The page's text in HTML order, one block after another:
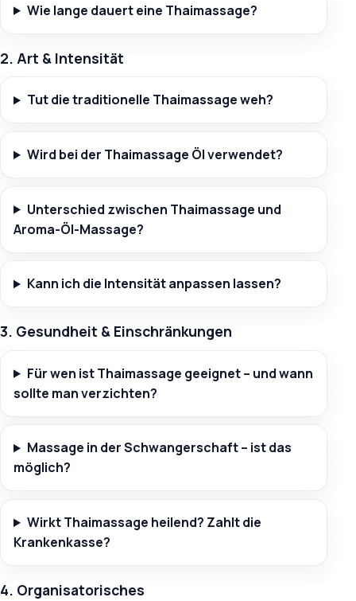
Wie lange dauert eine Thaimassage?
2. Art & Intensität
Tut die traditionelle Thaimassage weh?
Wird bei der Thaimassage Öl verwendet?
Unterschied zwischen Thaimassage und
Aroma-Öl-Massage?
Kann ich die Intensität anpassen lassen?
3. Gesundheit & Einschränkungen
Für wen ist Thaimassage geeignet – und wann
sollte man verzichten?
Massage in der Schwangerschaft – ist das
möglich?
Wirkt Thaimassage heilend? Zahlt die
Krankenkasse?
4. Organisatorisches